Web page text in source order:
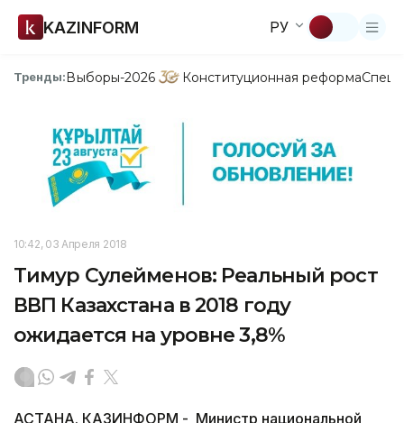
KAZINFORM РУ
Тренды:Выборы-2026 Конституционная реформа
10:42, 03 Апреля 2018
Тимур Сулейменов: Реальный рост
ВВП Казахстана в 2018 году
ожидается на уровне 3,8%
АСТАНА. КАЗИНФОРМ - Министр национальной